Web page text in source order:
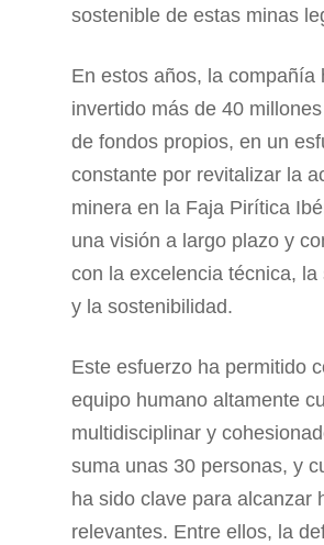
sostenible de estas minas
En estos años, la compañía
invertido más de 40
de fondos propios, en un
constante por revitalizar la
minera en la Faja Pirítica
una visión a largo plazo y
con la excelencia técnica, la
y la sostenibilidad.
Este esfuerzo ha permitido
equipo humano altamente
multidisciplinar y
suma unas 30 personas, y
ha sido clave para alcanzar
relevantes. Entre ellos, la